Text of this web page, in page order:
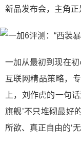
新品发布会，主角正
一加从最初到现在初
互联网精品策略，
上，刘作虎的一句
旗舰’不只堆砌最
所欲、真正自由的‘